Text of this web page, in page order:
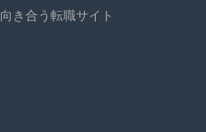
き合う転職サイト